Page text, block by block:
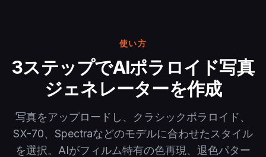
使い方
3ステップでAIポラロイド写真
ジェネレーターを作成
写真をアップロードし、クラシックポラロイド、
SX-70、Spectraなどのモデルに合わせたスタイル
を選択。AIがフィルム特有の色再現、退色パター